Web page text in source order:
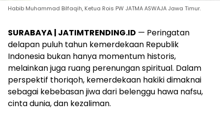
Habib Muhammad Bilfaqih, Ketua Rois PW JATMA ASWAJA Jawa Timur.
SURABAYA | JATIMTRENDING.ID — Peringatan
delapan puluh tahun kemerdekaan Republik
Indonesia bukan hanya momentum historis,
melainkan juga ruang perenungan spiritual. Dalam
perspektif thoriqoh, kemerdekaan hakiki dimaknai
sebagai kebebasan jiwa dari belenggu hawa nafsu,
cinta dunia, dan kezaliman.